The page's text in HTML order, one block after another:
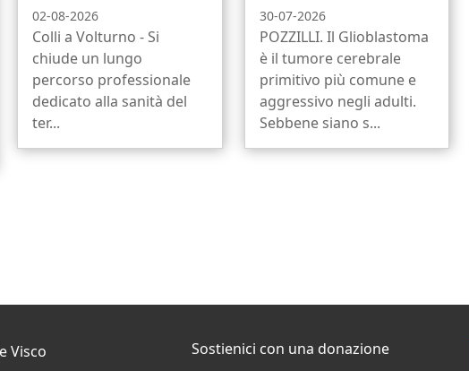
02-08-2026
Colli a Volturno - Si
chiude un lungo
percorso professionale
dedicato alla sanità del
ter...
30-07-2026
POZZILLI. Il Glioblastoma
è il tumore cerebrale
primitivo più comune e
aggressivo negli adulti.
Sebbene siano s...
Visco
Sostienici con una donazione